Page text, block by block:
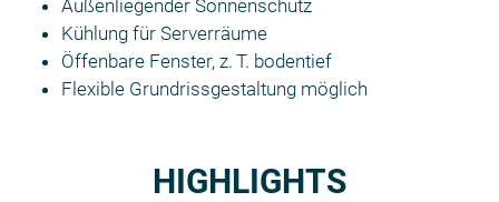
Außenliegender Sonnenschutz
Kühlung für Serverräume
Öffenbare Fenster, z. T. bodentief
Flexible Grundrissgestaltung möglich
HIGHLIGHTS